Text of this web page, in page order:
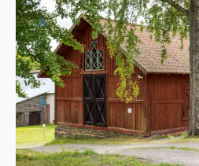
n
a